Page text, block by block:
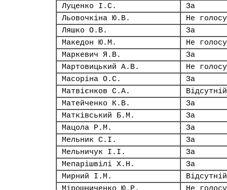
Луценко І.С.
За
Льовочкіна Ю.В.
Не
Ляшко О.В.
За
Македон Ю.М.
Не
Маркевич Я.В.
За
Мартовицький А.В.
Не
Масоріна О.С.
За
Матвієнков С.А.
Відсутній
Матейченко К.В.
За
Матківський Б.М.
За
Мацола Р.М.
За
Мельник С.І.
За
Мельничук І.І.
За
Мепарішвілі Х.Н.
За
Мирний І.М.
Відсутній